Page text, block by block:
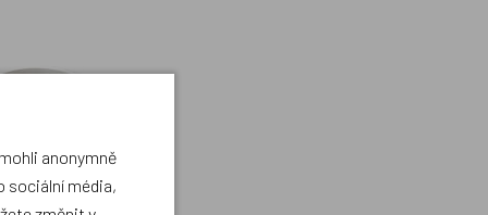
anonymně
sociální média,